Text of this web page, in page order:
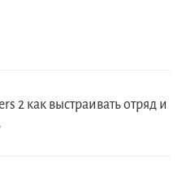
2 как выстраивать отряд и